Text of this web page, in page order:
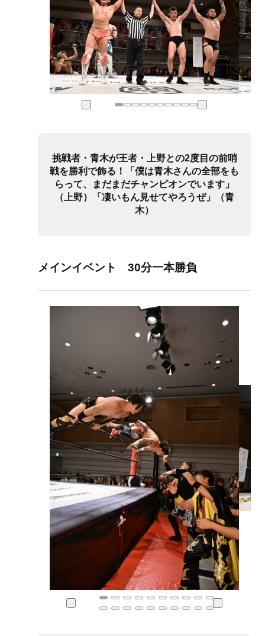
挑戦者・青木が王者・上野との2度目の前哨
戦を勝利で飾る！「僕は青木さんの全部をも
らって、まだまだチャンピオンでいます」
（上野）「凄いもん見せてやろうぜ」（青
木）
メインイベント 30分一本勝負